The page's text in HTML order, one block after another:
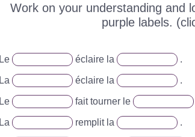
Work on your understanding and
purple labels.
Le éclaire la .
La éclaire la .
Le fait tourner le
La remplit la .